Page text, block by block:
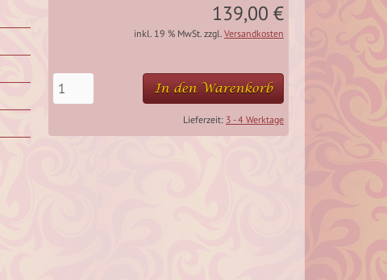
139,00 €
inkl. 19 % MwSt. zzgl. Versandkosten
In den Warenkorb
Lieferzeit: 3 - 4 Werktage